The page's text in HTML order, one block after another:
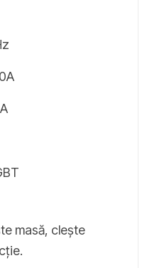
masă, clește